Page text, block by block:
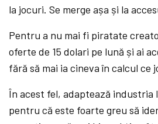
la jocuri. Se merge așa și la
Pentru a nu mai fi piratate
oferte de 15 dolari pe lună și ai
fără să mai ia cineva în calcul ce
În acest fel, adaptează industria
pentru că este foarte greu să